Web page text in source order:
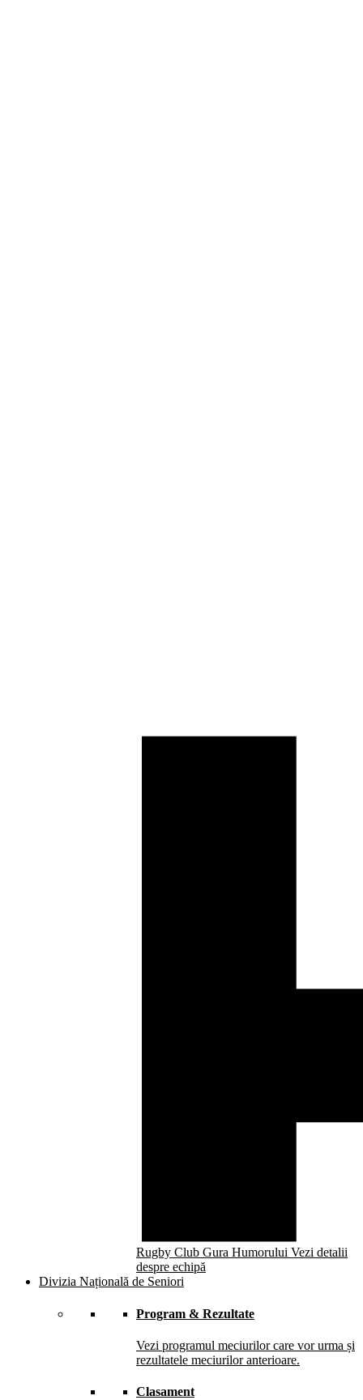
Rugby Club Gura Humorului Vezi detalii
despre echipă
Divizia Națională de Seniori
Program & Rezultate
Vezi programul meciurilor care vor urma și
rezultatele meciurilor anterioare.
Clasament